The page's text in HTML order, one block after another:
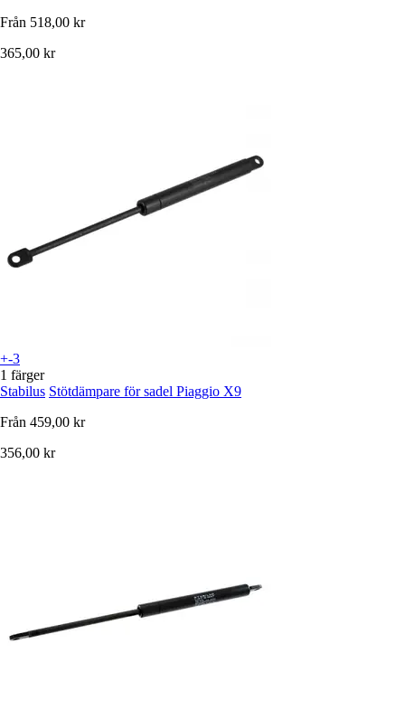
Från 518,00 kr
365,00 kr
+-3
1 färger
Stabilus Stötdämpare för sadel Piaggio X9
Från 459,00 kr
356,00 kr